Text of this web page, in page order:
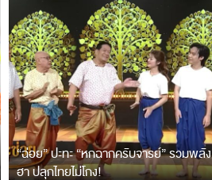
“ฉ่อย” ปะทะ “หกฉากครับจารย์” รวมพลัง
ฮา ปลุกไทยไม่โกง!